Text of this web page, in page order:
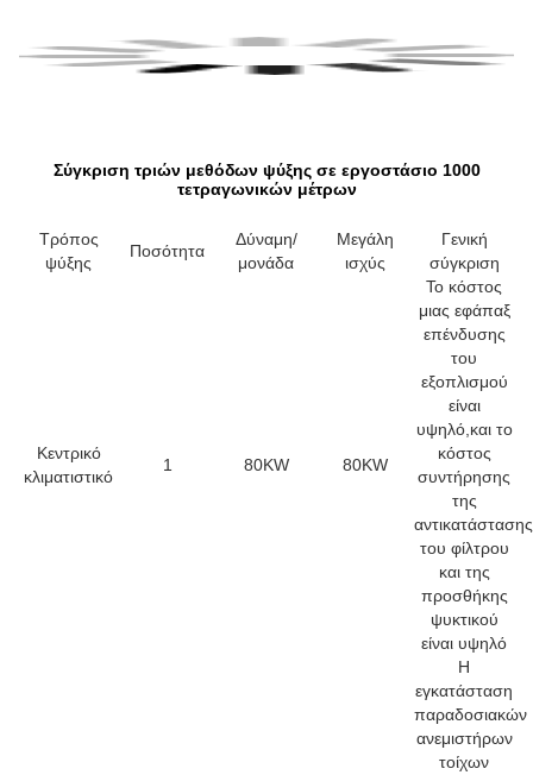
Σύγκριση τριών μεθόδων ψύξης σε εργοστάσιο 1000
τετραγωνικών μέτρων
Τρόπος
ψύξης
Ποσότητα
Δύναμη/
μονάδα
Μεγάλη
ισχύς
Γενική
σύγκριση
Κεντρικό
κλιματιστικό
1 80KW 80KW
Το κόστος
μιας εφάπαξ
επένδυσης
του
εξοπλισμού
είναι
υψηλό,και το
κόστος
συντήρησης
της
αντικατάστασης
του φίλτρου
και της
προσθήκης
ψυκτικού
είναι υψηλό
Η
εγκατάσταση
παραδοσιακών
ανεμιστήρων
τοίχων